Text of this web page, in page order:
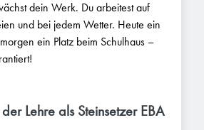
dein Werk. Du arbeitest auf
und bei jedem Wetter. Heute ein
ein Platz beim Schulhaus –
Lehre als Steinsetzer EBA